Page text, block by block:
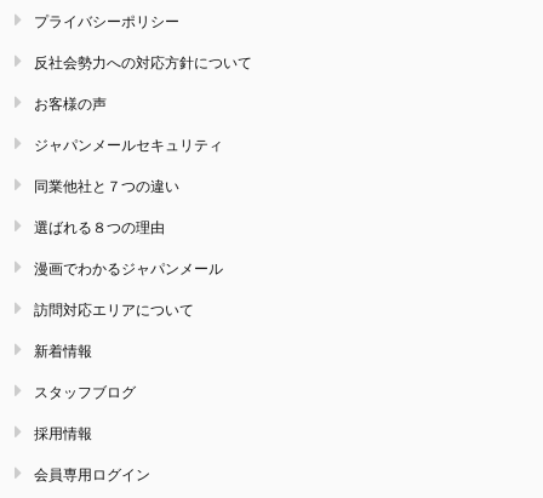
プライバシーポリシー
反社会勢力への対応方針について
お客様の声
ジャパンメールセキュリティ
同業他社と７つの違い
選ばれる８つの理由
漫画でわかるジャパンメール
訪問対応エリアについて
新着情報
スタッフブログ
採用情報
会員専用ログイン